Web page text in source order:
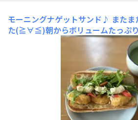
モーニングナゲットサンド♪ また
た(≧∀≦)朝からボリュームたっぷ
は水菜とパプリカとナゲット、具だ
を挟んでみました！スープは定番の
パウダープラスです♡栄養満点？で
♪あ、マヨネーズじゃないけどマヨ